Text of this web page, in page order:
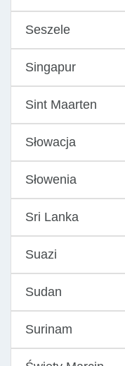
Seszele
Singapur
Sint Maarten
Słowacja
Słowenia
Sri Lanka
Suazi
Sudan
Surinam